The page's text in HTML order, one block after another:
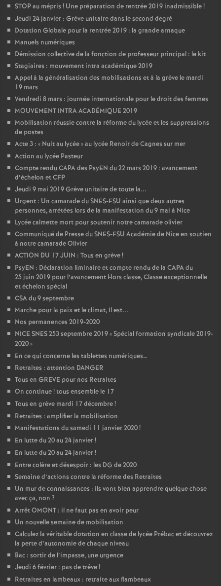
STOP au mépris ! Une préparation de rentrée 2019 inadmissible!
Jeudi 24 janvier : Grève unitaire dans le second degré
Dotation Globale pour la rentrée 2019 : la grande arnaque
Manuels numériques
Démission collective de la fonction de professeur principal : le kit
Stagiaires : mouvement intra académique 2019
Appel à la généralisation des mobilisations et à la grève le mardi
19 mars
Vendredi 8 mars : journée internationale pour le droit des femmes
MOUVEMENT INTRA ACADÉMIQUE 2019
Mobilisation réussie contre la réforme du lycée et les suppressions
de postes
Acte 3 : « Nuit au lycée» au lycée Renoir de Cagnes sur mer
Action au lycée Pasteur
Compte rendu CAPA des PsyEN du 22 mars 2019 : avancement
d’échelon et CFP
Jeudi 9 mai 2019 Grève unitaire de toute la...
Urgent : Un camarade du SNES-FSU ainsi que deux autres
personnes, arrétées lors de la manifestation du 9 mai à Nice
Lycée calmette mort pour soutenir notre camarade olivier
Communiqué de Presse du SNES-FSU Académie de Nice en soutien
à notre camarade Olivier
ACTION DU 17 JUIN : Tous en grève!
PsyEN : Déclaration liminaire et compte rendu de la CAPA du
25 juin 2019 pour l’avancement Hors classe, Classe exceptionnelle
et échelon spécial
CSA du 9 septembre
Marche pour la paix et le climat, Il est...
Nos permanences 2019-2020
NICE SNES 253 septembre 2019 «Spécial formation syndicale 2019-
2020»
En ce qui concerne les tablettes numériques…
Retraites : attention DANGER
Tous en GREVE pour nos Retraites
On continue! tous ensemble le 17
Tous en grève mardi 17 décembre!
Retraites : amplifier la mobilisation
Manifestations du samedi 11 janvier 2020!
En lutte du 20 au 24 janvier!
En lutte du 20 au 24 janvier!
Entre colère et désespoir : les DG de 2020
Semaine d’actions contre la réforme des Retraites
Un mur de connaissances : ils vont bien apprendre quelque chose
avec ça, non ?
Arrêt OMONT : il ne faut pas en avoir peur
Un nouvelle semaine de mobilisation
Calculez la véritable dotation en classe de lycée Prébac et découvrez
la perte d’autonomie de chaque niveau
Bac : sortir de l’impasse, une urgence
Jeudi 6 février : pas de trêve!
Retraites en lambeaux : retraite aux flambeaux